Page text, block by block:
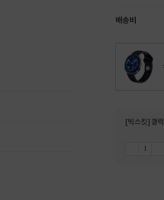
배송비
[빅스킷] 갤